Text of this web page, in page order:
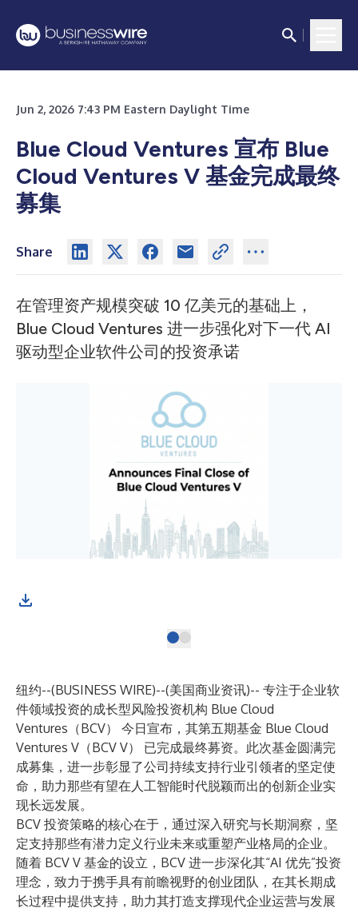
Jun 2, 2026 7:43 PM Eastern Daylight Time
Blue Cloud Ventures 宣布 Blue
Cloud Ventures V 基金完成最终
募集
Share
在管理资产规模突破 10 亿美元的基础上，
Blue Cloud Ventures 进一步强化对下一代 AI
驱动型企业软件公司的投资承诺
纽约--(BUSINESS WIRE)--(美国商业资讯)-- 专注于企业软
件领域投资的成长型风险投资机构 Blue Cloud
Ventures（BCV） 今日宣布，其第五期基金 Blue Cloud
Ventures V（BCV V） 已完成最终募资。此次基金圆满完
成募集，进一步彰显了公司持续支持行业引领者的坚定使
命，助力那些有望在人工智能时代脱颖而出的创新企业实
现长远发展。
BCV 投资策略的核心在于，通过深入研究与长期洞察，坚
定支持那些有潜力定义行业未来或重塑产业格局的企业。
随着 BCV V 基金的设立，BCV 进一步深化其“AI 优先”投资
理念，致力于携手具有前瞻视野的创业团队，在其长期成
长过程中提供支持，助力其打造支撑现代企业运营与发展